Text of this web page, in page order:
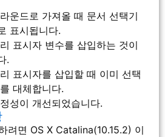
운드로 가져올 때 문서 선택기
표시됩니다.
표시자 변수를 삽입하는 것이
.
표시자를 삽입할 때 이미 선택
대체합니다.
성이 개선되었습니다.
려면 OS X Catalina(10.15.2) 이